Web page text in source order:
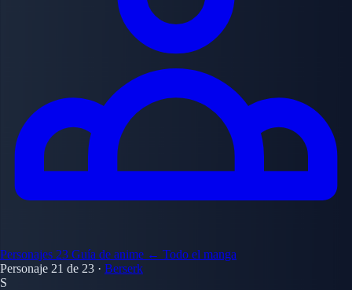
Personajes 23 Guía de anime ← Todo el manga
Personaje 21 de 23 · Berserk
S